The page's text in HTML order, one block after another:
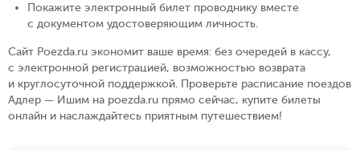
Покажите электронный билет проводнику вместе
с документом удостоверяющим личность.
Сайт Poezda.ru экономит ваше время: без очередей в кассу,
с электронной регистрацией, возможностью возврата
и круглосуточной поддержкой. Проверьте расписание поездов
Адлер — Ишим на poezda.ru прямо сейчас, купите билеты
онлайн и наслаждайтесь приятным путешествием!